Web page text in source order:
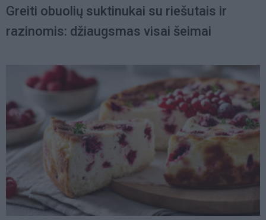
Greiti obuolių suktinukai su riešutais ir
razinomis: džiaugsmas visai šeimai